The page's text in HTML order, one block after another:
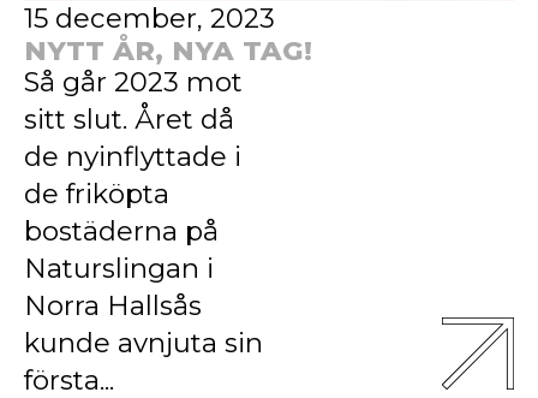
15 december, 2023
NYTT ÅR, NYA TAG!
Så går 2023 mot
sitt slut. Året då
de nyinflyttade i
de friköpta
bostäderna på
Naturslingan i
Norra Hallsås
kunde avnjuta sin
första...